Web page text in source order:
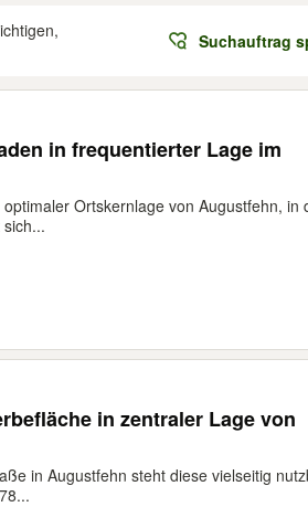
Suchauftrag
in frequentierter Lage im
Ortskernlage von Augustfehn, in
in zentraler Lage von
in Augustfehn steht diese vielseitig